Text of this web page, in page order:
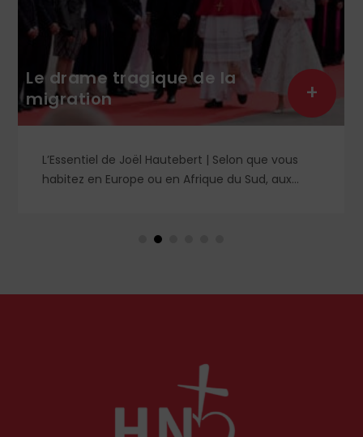
Le drame tragique de la
migration
L’Essentiel de Joël Hautebert | Selon que vous
habitez en Europe ou en Afrique du Sud, aux
événements aux Pays-Bas ou en Irlande
comme l'a rappelé Léon XIV récemment.
+